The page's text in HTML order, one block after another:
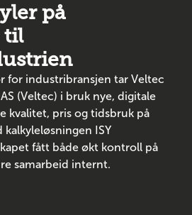
på
til
for industribransjen tar Veltec
(Veltec) i bruk nye, digitale
kvalitet, pris og tidsbruk på
ISY
fått både økt kontroll på
samarbeid internt.